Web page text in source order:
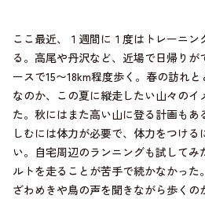
ここ最近、１週間に１度はトレーニ
る。高尾や丹沢など、近場で日帰り
ースで15〜18km程度歩く。春の訪れ
なのか、この夏に縦走したい山々のイ
た。秋にはまた高い山に登る計画も
しむには体力が必要で、体力をつけ
い。自宅周辺のランニングも試してみ
ルトを走ることが苦手で続かなかっ
ざわめきや鳥の声を聞きながら歩くの